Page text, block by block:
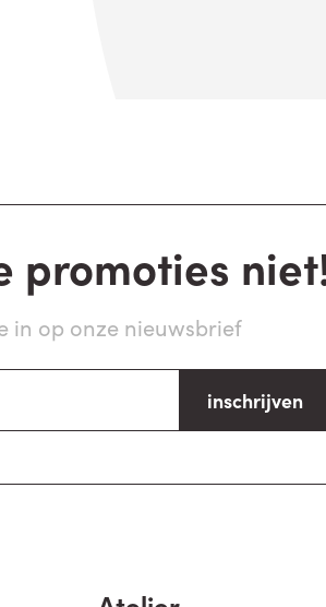
promoties
in op onze nieuwsbrief
inschrijven